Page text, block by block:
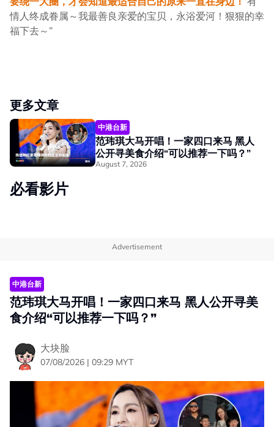
情人终成眷属～我最善良亲爱的宝贝，永浴爱河！狠狠的幸
福下去～”
更多文章
中港台新
范玮琪大马开唱！一家四口来马 黑人
公开寻美食介绍“可以推荐一下吗？”
August 7, 2026
必看影片
Advertisement
中港台新
范玮琪大马开唱！一家四口来马 黑人公开寻美
食介绍“可以推荐一下吗？”
大块脸
07/08/2026 | 09:29 MYT